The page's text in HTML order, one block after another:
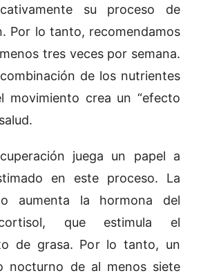
su proceso de
Por lo tanto, recomendamos
tres veces por semana.
de los nutrientes
movimiento crea un “efecto
juega un papel a
en este proceso. La
aumenta la hormona del
que estimula el
de grasa. Por lo tanto, un
nocturno de al menos siete